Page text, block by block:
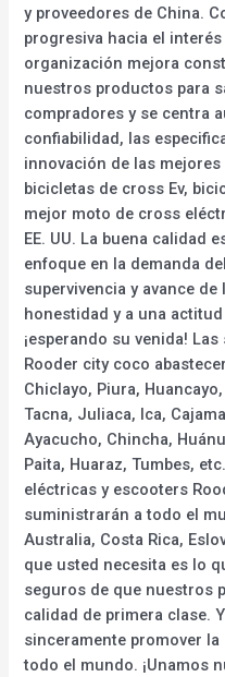
y proveedores de China.
progresiva hacia el
organización mejora
nuestros productos para
compradores y se centra
confiabilidad, las
innovación de las
bicicletas de cross Ev,
mejor moto de cross
EE. UU. La buena calidad
enfoque en la demanda
supervivencia y avance
honestidad y a una
¡esperando su venida!
Rooder city coco
Chiclayo, Piura,
Tacna, Juliaca, Ica,
Ayacucho, Chincha,
Paita, Huaraz, Tumbes,
eléctricas y escooters
suministrarán a todo el
Australia, Costa Rica,
que usted necesita es lo
seguros de que nuestros
calidad de primera clase.
sinceramente promover
todo el mundo. ¡Unamos